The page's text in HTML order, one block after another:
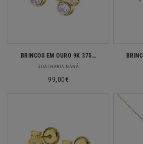
BRINCOS EM OURO 9K 375% C/ ZIRCONIAS
Fornecedor:
JOALHARIA NANÁ
Preço
99,00€